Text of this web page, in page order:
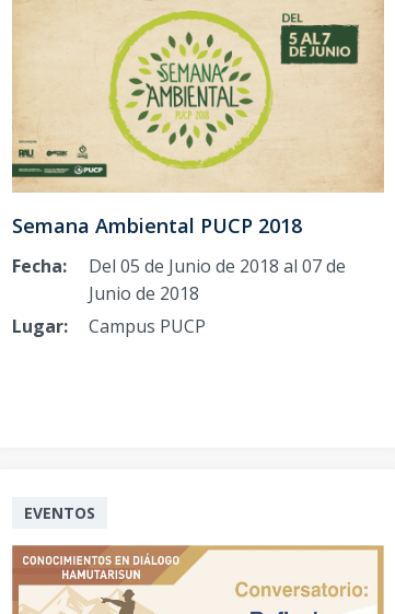
Semana Ambiental PUCP 2018
Fecha:
Del 05 de Junio de 2018 al 07 de
Junio de 2018
Lugar:
Campus PUCP
EVENTOS